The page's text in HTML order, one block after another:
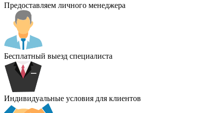
Предоставляем личного менеджера
Бесплатный выезд специалиста
Индивидуальные условия для клиентов